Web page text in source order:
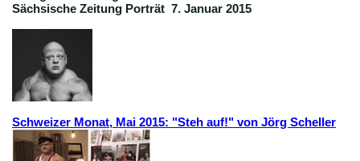
Sächsische Zeitung Porträt 7. Januar 2015
Schweizer Monat, Mai 2015: "Steh auf!" von Jörg Scheller